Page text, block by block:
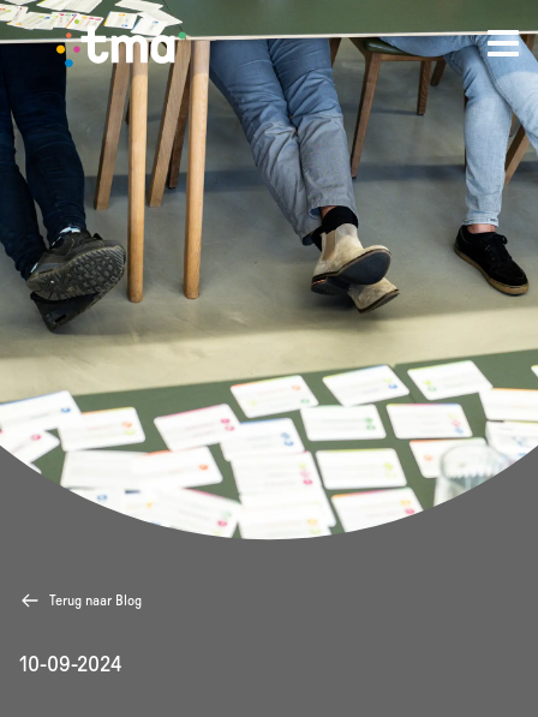
TMA - Unieke talenten vinden en (ver)binden
Terug naar Blog
10-09-2024